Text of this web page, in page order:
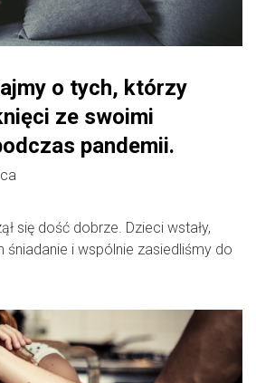
o tych, którzy
ze swoimi
pandemii.
się dość dobrze. Dzieci wstały,
śniadanie i wspólnie zasiedliśmy do